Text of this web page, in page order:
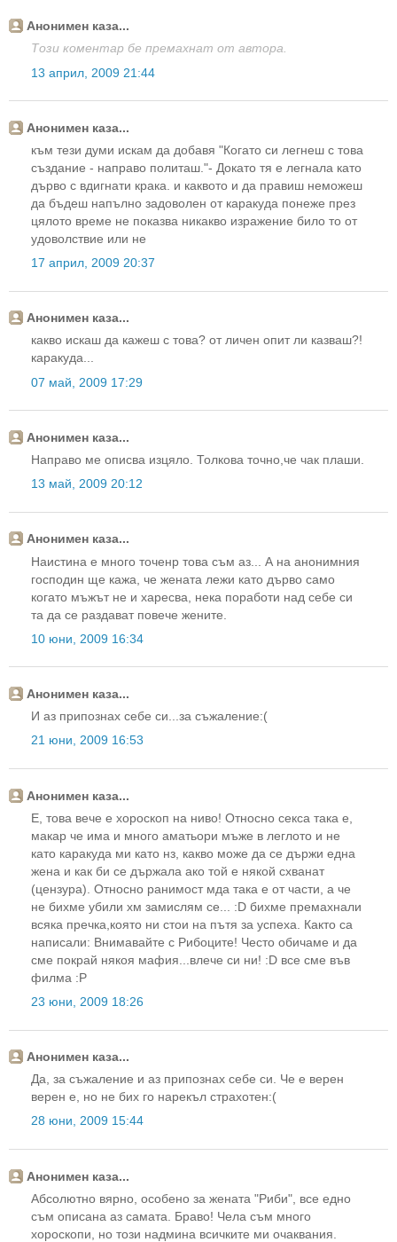
Анонимен каза...
Този коментар бе премахнат от автора.
13 април, 2009 21:44
Анонимен каза...
към тези думи искам да добавя "Когато си легнеш с това
създание - направо политаш."- Докато тя е легнала като
дърво с вдигнати крака. и каквото и да правиш неможеш
да бъдеш напълно задоволен от каракуда понеже през
цялото време не показва никакво изражение било то от
удоволствие или не
17 април, 2009 20:37
Анонимен каза...
какво искаш да кажеш с това? от личен опит ли казваш?!
каракуда...
07 май, 2009 17:29
Анонимен каза...
Направо ме описва изцяло. Толкова точно,че чак плаши.
13 май, 2009 20:12
Анонимен каза...
Наистина е много точенр това съм аз... А на анонимния
господин ще кажа, че жената лежи като дърво само
когато мъжът не и харесва, нека поработи над себе си
та да се раздават повече жените.
10 юни, 2009 16:34
Анонимен каза...
И аз припознах себе си...за съжаление:(
21 юни, 2009 16:53
Анонимен каза...
Е, това вече е хороскоп на ниво! Относно секса така е,
макар че има и много аматьори мъже в леглото и не
като каракуда ми като нз, какво може да се държи една
жена и как би се държала ако той е някой схванат
(цензура). Относно ранимост мда така е от части, а че
не бихме убили хм замислям се... :D бихме премахнали
всяка пречка,която ни стои на пътя за успеха. Както са
написали: Внимавайте с Рибоците! Често обичаме и да
сме покрай някоя мафия...влече си ни! :D все сме във
филма :P
23 юни, 2009 18:26
Анонимен каза...
Да, за съжаление и аз припознах себе си. Че е верен
верен е, но не бих го нарекъл страхотен:(
28 юни, 2009 15:44
Анонимен каза...
Абсолютно вярно, особено за жената "Риби", все едно
съм описана аз самата. Браво! Чела съм много
хороскопи, но този надмина всичките ми очаквания.